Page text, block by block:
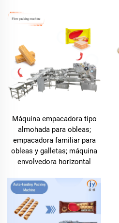
Máquina empacadora tipo
almohada para obleas;
empacadora familiar para
obleas y galletas; máquina
envolvedora horizontal